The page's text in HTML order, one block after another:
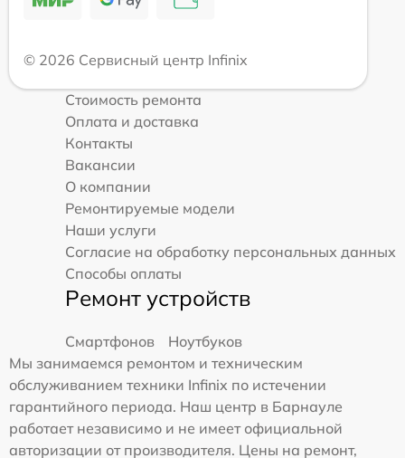
© 2026 Сервисный центр Infinix
Стоимость ремонта
Оплата и доставка
Контакты
Вакансии
О компании
Ремонтируемые модели
Наши услуги
Согласие на обработку персональных данных
Способы оплаты
Ремонт устройств
Смартфонов
Ноутбуков
Мы занимаемся ремонтом и техническим
обслуживанием техники Infinix по истечении
гарантийного периода. Наш центр в Барнауле
работает независимо и не имеет официальной
авторизации от производителя. Цены на ремонт,